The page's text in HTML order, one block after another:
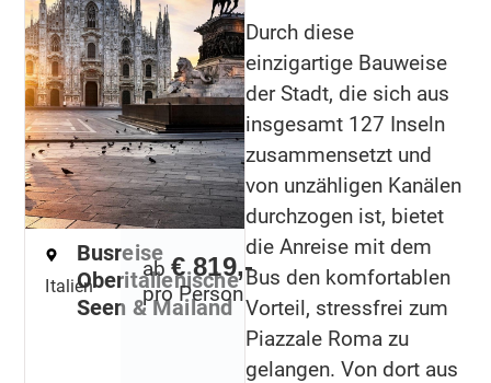
Italien
Busreise
Oberitalienische
Seen & Mailand
ab € 819,-
pro Person
Durch diese
einzigartige Bauweise
der Stadt, die sich aus
insgesamt 127 Inseln
zusammensetzt und
von unzähligen Kanälen
durchzogen ist, bietet
die Anreise mit dem
Bus den komfortablen
Vorteil, stressfrei zum
Piazzale Roma zu
gelangen. Von dort aus